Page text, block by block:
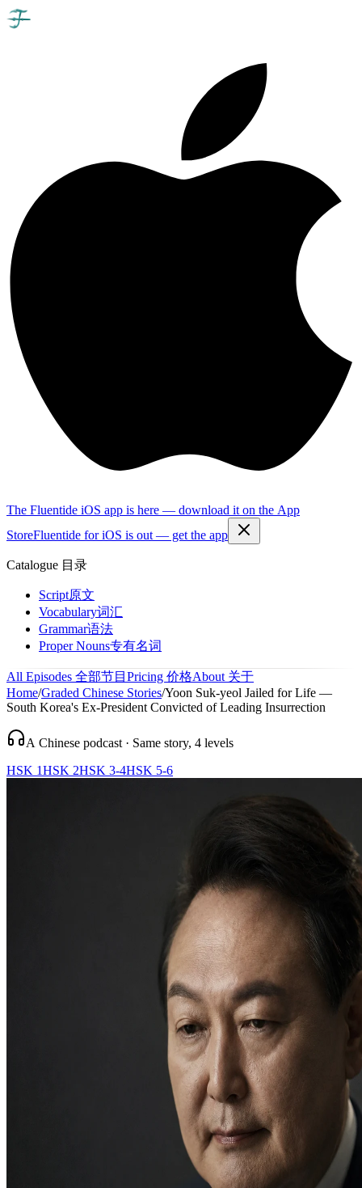
The Fluentide iOS app is here — download it on the App
StoreFluentide for iOS is out — get the app
Catalogue 目录
Script原文
Vocabulary词汇
Grammar语法
Proper Nouns专有名词
All Episodes 全部节目 Pricing 价格About 关于
Home/Graded Chinese Stories/Yoon Suk-yeol Jailed for Life —
South Korea's Ex-President Convicted of Leading Insurrection
A Chinese podcast · Same story, 4 levels
HSK 1HSK 2HSK 3-4HSK 5-6